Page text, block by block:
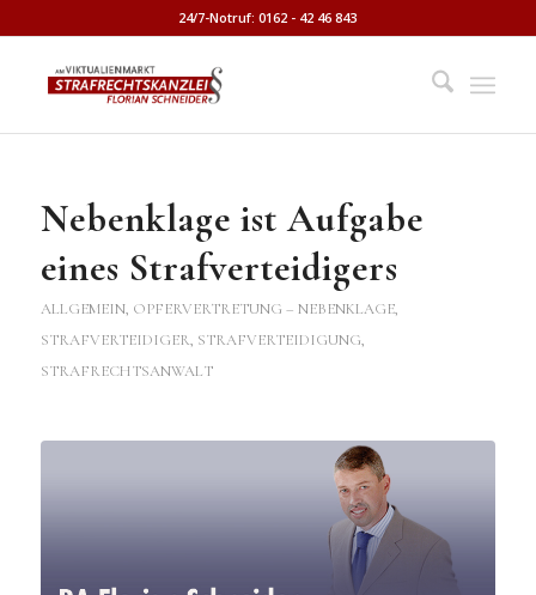
24/7-Notruf: 0162 - 42 46 843
Nebenklage ist Aufgabe
eines Strafverteidigers
ALLGEMEIN, OPFERVERTRETUNG – NEBENKLAGE,
STRAFVERTEIDIGER, STRAFVERTEIDIGUNG,
STRAFRECHTSANWALT